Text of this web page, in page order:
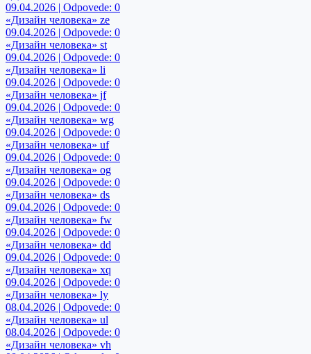
09.04.2026 | Odpovede: 0
«Дизайн человека» ze
09.04.2026 | Odpovede: 0
«Дизайн человека» st
09.04.2026 | Odpovede: 0
«Дизайн человека» li
09.04.2026 | Odpovede: 0
«Дизайн человека» jf
09.04.2026 | Odpovede: 0
«Дизайн человека» wg
09.04.2026 | Odpovede: 0
«Дизайн человека» uf
09.04.2026 | Odpovede: 0
«Дизайн человека» og
09.04.2026 | Odpovede: 0
«Дизайн человека» ds
09.04.2026 | Odpovede: 0
«Дизайн человека» fw
09.04.2026 | Odpovede: 0
«Дизайн человека» dd
09.04.2026 | Odpovede: 0
«Дизайн человека» xq
09.04.2026 | Odpovede: 0
«Дизайн человека» ly
08.04.2026 | Odpovede: 0
«Дизайн человека» ul
08.04.2026 | Odpovede: 0
«Дизайн человека» vh